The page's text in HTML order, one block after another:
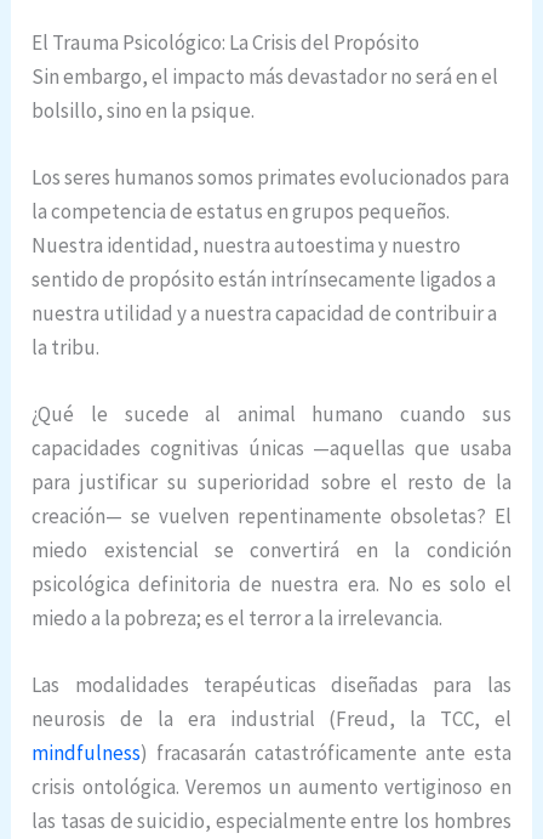
El Trauma Psicológico: La Crisis del Propósito
Sin embargo, el impacto más devastador no será en el
bolsillo, sino en la psique.
Los seres humanos somos primates evolucionados para
la competencia de estatus en grupos pequeños.
Nuestra identidad, nuestra autoestima y nuestro
sentido de propósito están intrínsecamente ligados a
nuestra utilidad y a nuestra capacidad de contribuir a
la tribu.
¿Qué le sucede al animal humano cuando sus
capacidades cognitivas únicas —aquellas que usaba
para justificar su superioridad sobre el resto de la
creación— se vuelven repentinamente obsoletas? El
miedo existencial se convertirá en la condición
psicológica definitoria de nuestra era. No es solo el
miedo a la pobreza; es el terror a la irrelevancia.
Las modalidades terapéuticas diseñadas para las
neurosis de la era industrial (Freud, la TCC, el
mindfulness) fracasarán catastróficamente ante esta
crisis ontológica. Veremos un aumento vertiginoso en
las tasas de suicidio, especialmente entre los hombres